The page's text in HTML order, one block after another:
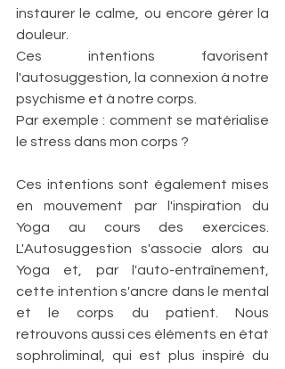
instaurer le calme, ou encore gérer la
douleur.
Ces intentions favorisent
l'autosuggestion, la connexion à notre
psychisme et à notre corps.
Par exemple : comment se matérialise
le stress dans mon corps ?
Ces intentions sont également mises
en mouvement par l'inspiration du
Yoga au cours des exercices.
L'Autosuggestion s'associe alors au
Yoga et, par l'auto-entraînement,
cette intention s'ancre dans le mental
et le corps du patient. Nous
retrouvons aussi ces éléments en état
sophroliminal, qui est plus inspiré du